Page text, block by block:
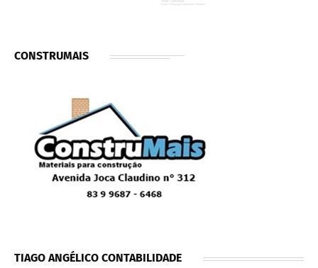
CONSTRUMAIS
TIAGO ANGÉLICO CONTABILIDADE